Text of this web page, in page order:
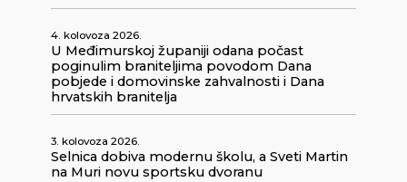
4. kolovoza 2026.
U Međimurskoj županiji odana počast
poginulim braniteljima povodom Dana
pobjede i domovinske zahvalnosti i Dana
hrvatskih branitelja
3. kolovoza 2026.
Selnica dobiva modernu školu, a Sveti Martin
na Muri novu sportsku dvoranu